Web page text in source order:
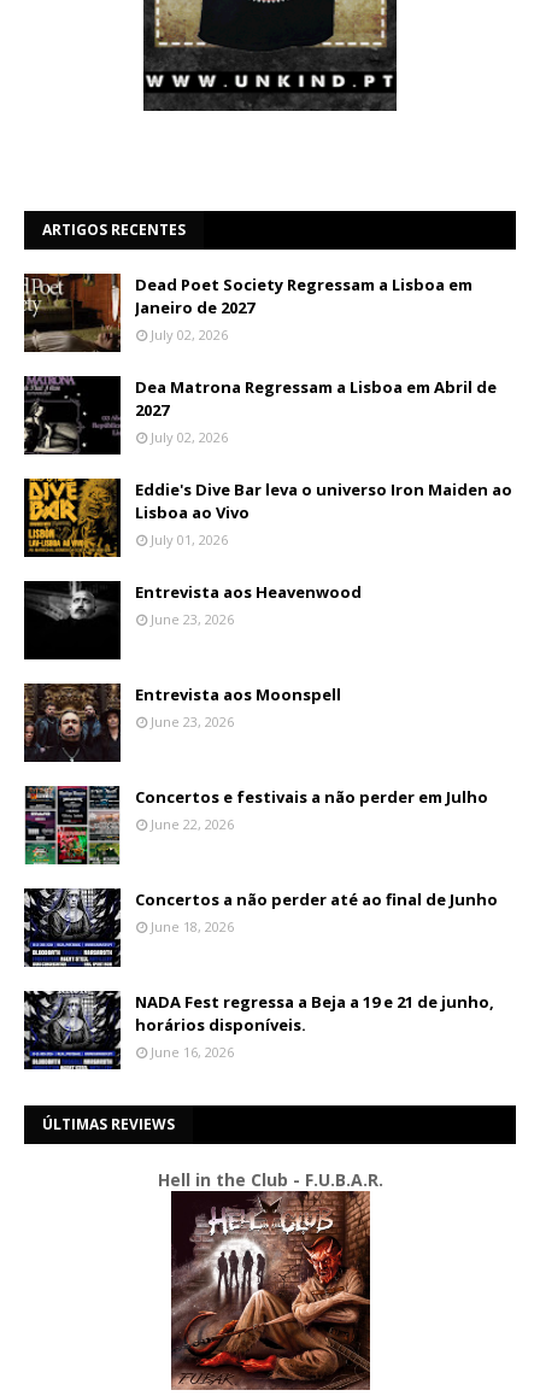
ARTIGOS RECENTES
Dead Poet Society Regressam a Lisboa em
Janeiro de 2027
July 02, 2026
Dea Matrona Regressam a Lisboa em Abril de
2027
July 02, 2026
Eddie's Dive Bar leva o universo Iron Maiden ao
Lisboa ao Vivo
July 01, 2026
Entrevista aos Heavenwood
June 23, 2026
Entrevista aos Moonspell
June 23, 2026
Concertos e festivais a não perder em Julho
June 22, 2026
Concertos a não perder até ao final de Junho
June 18, 2026
NADA Fest regressa a Beja a 19 e 21 de junho,
horários disponíveis.
June 16, 2026
ÚLTIMAS REVIEWS
Hell in the Club - F.U.B.A.R.